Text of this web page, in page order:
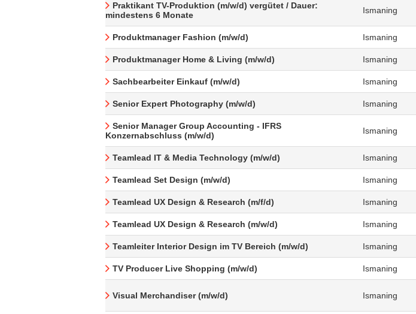
Praktikant TV-Produktion (m/w/d) vergütet / Dauer:
mindestens 6 Monate
Ismaning
Produktmanager Fashion (m/w/d) Ismaning
Produktmanager Home & Living (m/w/d) Ismaning
Sachbearbeiter Einkauf (m/w/d) Ismaning
Senior Expert Photography (m/w/d) Ismaning
Senior Manager Group Accounting - IFRS
Konzernabschluss (m/w/d)
Ismaning
Teamlead IT & Media Technology (m/w/d) Ismaning
Teamlead Set Design (m/w/d) Ismaning
Teamlead UX Design & Research (m/f/d) Ismaning
Teamlead UX Design & Research (m/w/d) Ismaning
Teamleiter Interior Design im TV Bereich (m/w/d) Ismaning
TV Producer Live Shopping (m/w/d) Ismaning
Visual Merchandiser (m/w/d) Ismaning